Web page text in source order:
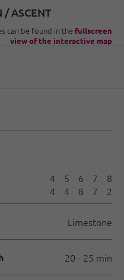
/ ASCENT
can be found in the fullscreen
view of the interactive map
4
4
5
4
6
8
7
7
8
2
Limestone
20 - 25 min